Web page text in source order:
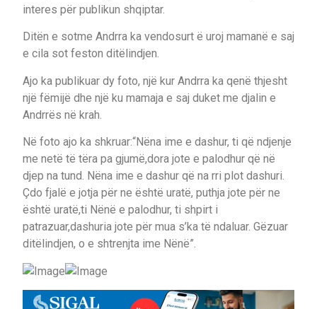
interes për publikun shqiptar.
Ditën e sotme Andrra ka vendosurt ë uroj mamanë e saj
e cila sot feston ditëlindjen.
Ajo ka publikuar dy foto, një kur Andrra ka qenë thjesht
një fëmijë dhe një ku mamaja e saj duket me djalin e
Andrrës në krah.
Në foto ajo ka shkruar:“Nëna ime e dashur, ti që ndjenje
me netë të tëra pa gjumë,dora jote e palodhur që në
djep na tund. Nëna ime e dashur që na rri plot dashuri.
Çdo fjalë e jotja për ne është uratë, puthja jote për ne
është uratë,ti Nënë e palodhur, ti shpirt i
patrazuar,dashuria jote për mua s’ka të ndaluar. Gëzuar
ditëlindjen, o e shtrenjta ime Nënë”.